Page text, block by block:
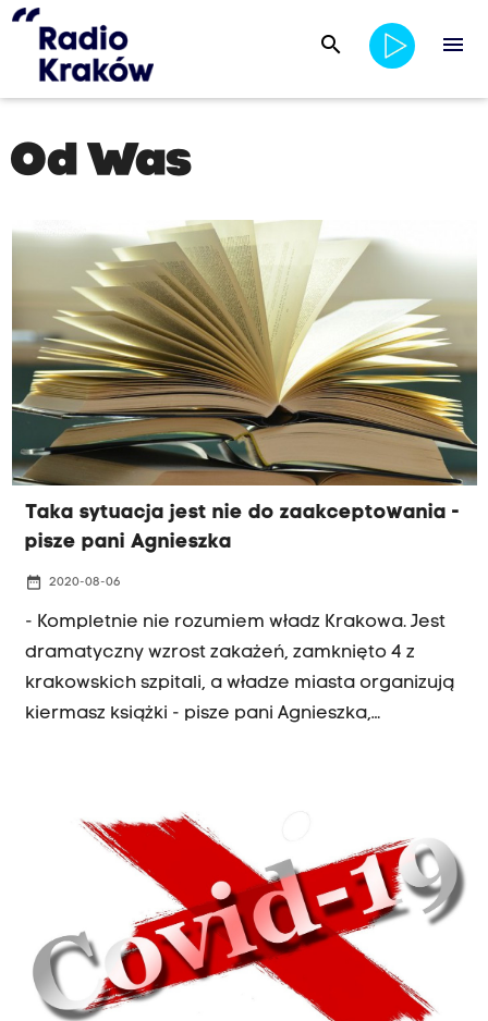
search menu
Od Was
Taka sytuacja jest nie do zaakceptowania -
pisze pani Agnieszka
date_range 2020-08-06
- Kompletnie nie rozumiem władz Krakowa. Jest
dramatyczny wzrost zakażeń, zamknięto 4 z
krakowskich szpitali, a władze miasta organizują
kiermasz książki - pisze pani Agnieszka,
są niegroźne.